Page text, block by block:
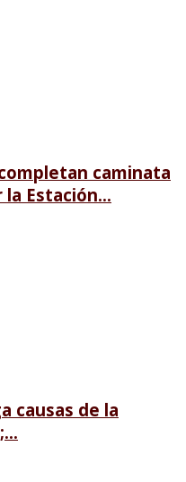
caminata
Estación...
causas de la